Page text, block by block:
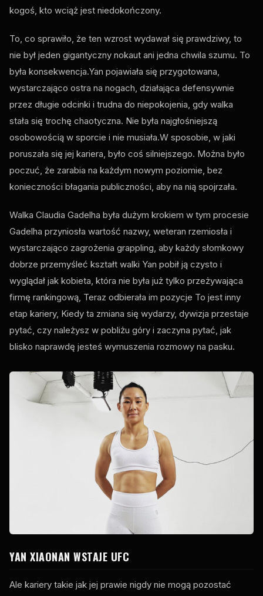
kogoś, kto wciąż jest niedokończony.
To, co sprawiło, że ten wzrost wydawał się prawdziwy, to
nie był jeden gigantyczny nokaut ani jedna chwila szumu. To
była konsekwencja.Yan pojawiała się przygotowana,
wystarczająco ostra na nogach, działająca defensywnie
przez długie odcinki i trudna do niepokojenia, gdy walka
stała się trochę chaotyczna. Nie była najgłośniejszą
osobowością w sporcie i nie musiała.W sposobie, w jaki
poruszała się jej kariera, było coś silniejszego. Można było
poczuć, że zarabia na każdym nowym poziomie, bez
konieczności błagania publiczności, aby na nią spojrzała.
Walka Claudia Gadelha była dużym krokiem w tym procesie
Gadelha przyniosła wartość nazwy, weteran rzemiosła i
wystarczająco zagrożenia grappling, aby każdy słomkowy
dobrze przemyśleć kształt walki Yan pobił ją czysto i
wyglądał jak kobieta, która nie była już tylko przeżywająca
firmę rankingową, Teraz odbierała im pozycje To jest inny
etap kariery, Kiedy ta zmiana się wydarzy, dywizja przestaje
pytać, czy należysz w pobliżu góry i zaczyna pytać, jak
blisko naprawdę jesteś wymuszenia rozmowy na pasku.
YAN XIAONAN WSTAJE UFC
Ale kariery takie jak jej prawie nigdy nie mogą pozostać